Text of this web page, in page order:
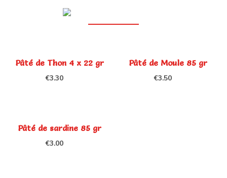
Pâté de Thon 4 x 22 gr
€3.30
Pâté de Moule 85 gr
€3.50
Pâté de sardine 85 gr
€3.00